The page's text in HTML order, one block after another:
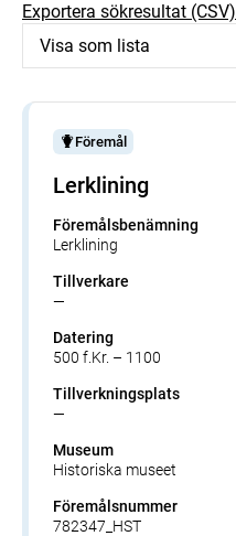
Exportera sökresultat (CSV)
Visa som lista
Föremål
Lerklining
Föremålsbenämning
Lerklining
Tillverkare
—
Datering
500 f.Kr. – 1100
Tillverkningsplats
—
Museum
Historiska museet
Föremålsnummer
782347_HST